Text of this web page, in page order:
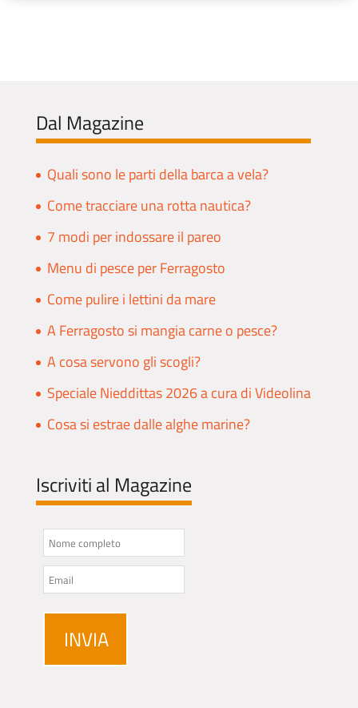
Dal Magazine
Quali sono le parti della barca a vela?
Come tracciare una rotta nautica?
7 modi per indossare il pareo
Menu di pesce per Ferragosto
Come pulire i lettini da mare
A Ferragosto si mangia carne o pesce?
A cosa servono gli scogli?
Speciale Nieddittas 2026 a cura di Videolina
Cosa si estrae dalle alghe marine?
Iscriviti al Magazine